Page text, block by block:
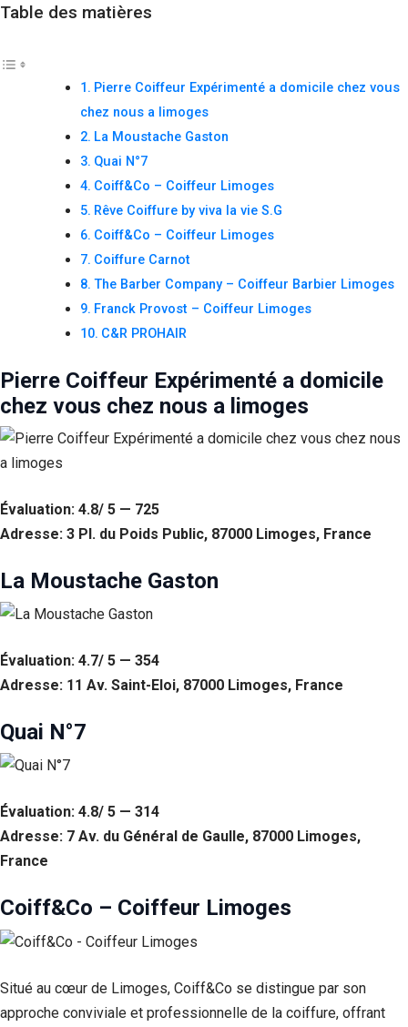
Table des matières
Pierre Coiffeur Expérimenté a domicile chez vous
chez nous a limoges
La Moustache Gaston
Quai N°7
Coiff&Co – Coiffeur Limoges
Rêve Coiffure by viva la vie S.G
Coiff&Co – Coiffeur Limoges
Coiffure Carnot
The Barber Company – Coiffeur Barbier Limoges
Franck Provost – Coiffeur Limoges
C&R PROHAIR
Pierre Coiffeur Expérimenté a domicile
chez vous chez nous a limoges
Évaluation: 4.8/ 5 — 725
Adresse: 3 Pl. du Poids Public, 87000 Limoges, France
La Moustache Gaston
Évaluation: 4.7/ 5 — 354
Adresse: 11 Av. Saint-Eloi, 87000 Limoges, France
Quai N°7
Évaluation: 4.8/ 5 — 314
Adresse: 7 Av. du Général de Gaulle, 87000 Limoges,
France
Coiff&Co – Coiffeur Limoges
Situé au cœur de Limoges, Coiff&Co se distingue par son
approche conviviale et professionnelle de la coiffure, offrant